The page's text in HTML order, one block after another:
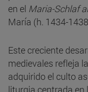
en el Maria-Schlaf
María (h. 1434-
Este creciente
medievales refleja
adquirido el culto
liturgia centrada en